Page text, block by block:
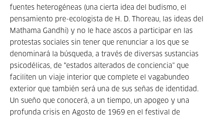
fuentes heterogéneas (una cierta idea del budismo, el
pensamiento pre-ecologista de H. D. Thoreau, las ideas del
Mathama Gandhi) y no le hace ascos a participar en las
protestas sociales sin tener que renunciar a los que se
denominará la búsqueda, a través de diversas sustancias
psicodélicas, de “estados alterados de conciencia” que
faciliten un viaje interior que complete el vagabundeo
exterior que también será una de sus señas de identidad.
Un sueño que conocerá, a un tiempo, un apogeo y una
profunda crisis en Agosto de 1969 en el festival de